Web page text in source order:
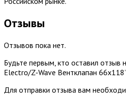
Отзывы
Отзывов пока нет.
Будьте первым, кто оставил отзыв
Eleсtro/Z-Wave Вентклапан
Для отправки отзыва вам